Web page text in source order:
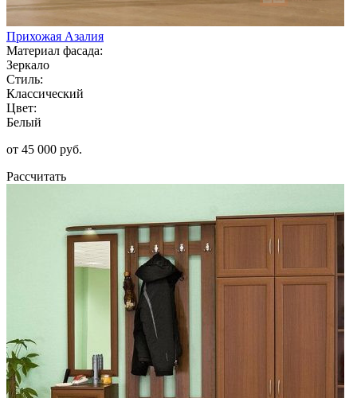
Прихожая Азалия
Материал фасада:
Зеркало
Стиль:
Классический
Цвет:
Белый
от 45 000 руб.
Рассчитать